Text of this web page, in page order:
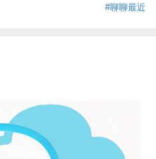
#聊聊最近